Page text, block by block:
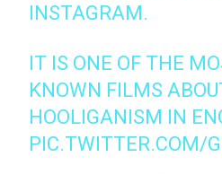
INSTAGRAM.
IT IS ONE OF THE
KNOWN FILMS
HOOLIGANISM IN
PIC.TWITTER.COM/